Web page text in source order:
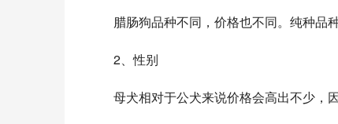
腊肠狗品种不同，价格也不同。纯种品种
2、性别
母犬相对于公犬来说价格会高出不少，因